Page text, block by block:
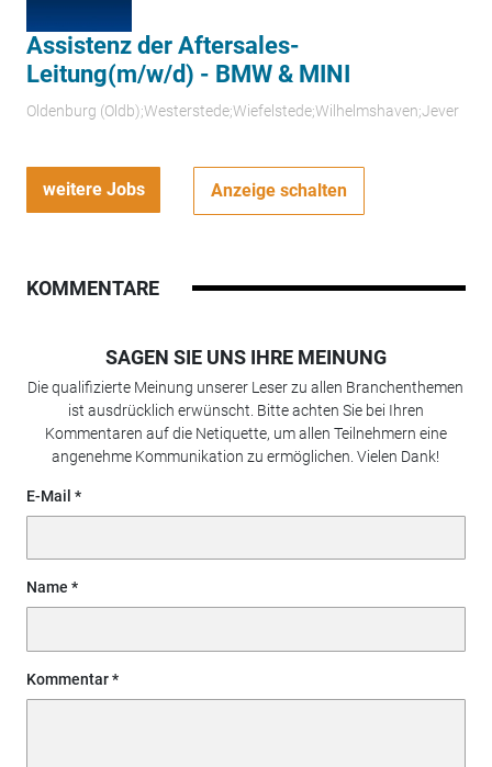
Assistenz der Aftersales-
Leitung(m/w/d) - BMW & MINI
Oldenburg (Oldb);Westerstede;Wiefelstede;Wilhelmshaven;Jever
weitere Jobs Anzeige schalten
KOMMENTARE
SAGEN SIE UNS IHRE MEINUNG
Die qualifizierte Meinung unserer Leser zu allen Branchenthemen
ist ausdrücklich erwünscht. Bitte achten Sie bei Ihren
Kommentaren auf die Netiquette, um allen Teilnehmern eine
angenehme Kommunikation zu ermöglichen. Vielen Dank!
E-Mail
Name
Kommentar